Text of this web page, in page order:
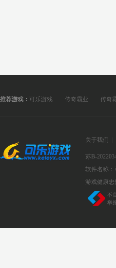
推荐游戏： 可乐游戏 传奇霸业 传奇
关于我们
苏B-
软件名称：
游戏健康